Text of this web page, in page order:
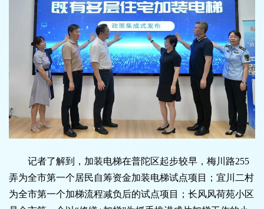
记者了解到，加装电梯在普陀区起步较早，梅川路255
弄为全市第一个居民自筹资金加装电梯试点项目；宜川二村
为全市第一个加梯流程减负后的试点项目；长风风荷苑小区